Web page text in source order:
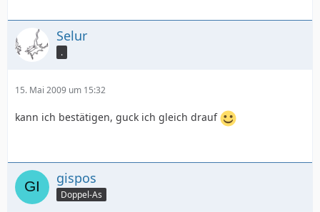
Selur
.
15. Mai 2009 um 15:32
kann ich bestätigen, guck ich gleich drauf
gispos
Doppel-As